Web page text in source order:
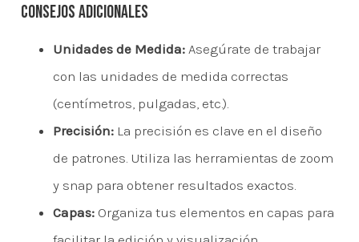
Consejos Adicionales
Unidades de Medida:Asegúrate de trabajar
con las unidades de medida correctas
(centímetros, pulgadas, etc.).
Precisión:La precisión es clave en el diseño
de patrones. Utiliza las herramientas de zoom
y snap para obtener resultados exactos.
Capas:Organiza tus elementos en capas para